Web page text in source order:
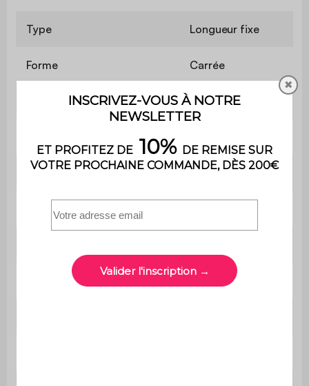
Type Longueur fixe
Forme Carrée
Nombre de places 2
Matière Acier
Pantone
✖